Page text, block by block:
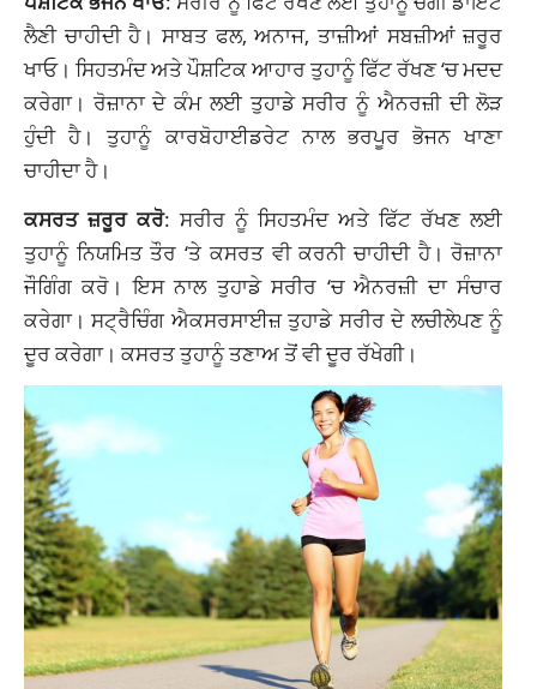
ਲੈਣੀ ਚਾਹੀਦੀ ਹੈ। ਸਾਬਤ ਫਲ, ਅਨਾਜ, ਤਾਜ਼ੀਆਂ ਸਬਜ਼ੀਆਂ ਜ਼ਰੂਰ
ਖਾਓ। ਸਿਹਤਮੰਦ ਅਤੇ ਪੌਸ਼ਟਿਕ ਆਹਾਰ ਤੁਹਾਨੂੰ ਫਿੱਟ ਰੱਖਣ ‘ਚ ਮਦਦ
ਕਰੇਗਾ। ਰੋਜ਼ਾਨਾ ਦੇ ਕੰਮ ਲਈ ਤੁਹਾਡੇ ਸਰੀਰ ਨੂੰ ਐਨਰਜ਼ੀ ਦੀ ਲੋੜ
ਹੁੰਦੀ ਹੈ। ਤੁਹਾਨੂੰ ਕਾਰਬੋਹਾਈਡਰੇਟ ਨਾਲ ਭਰਪੂਰ ਭੋਜਨ ਖਾਣਾ
ਚਾਹੀਦਾ ਹੈ।
ਕਸਰਤ ਜ਼ਰੂਰ ਕਰੋ: ਸਰੀਰ ਨੂੰ ਸਿਹਤਮੰਦ ਅਤੇ ਫਿੱਟ ਰੱਖਣ ਲਈ
ਤੁਹਾਨੂੰ ਨਿਯਮਿਤ ਤੌਰ ‘ਤੇ ਕਸਰਤ ਵੀ ਕਰਨੀ ਚਾਹੀਦੀ ਹੈ। ਰੋਜ਼ਾਨਾ
ਜੌਗਿੰਗ ਕਰੋ। ਇਸ ਨਾਲ ਤੁਹਾਡੇ ਸਰੀਰ ‘ਚ ਐਨਰਜ਼ੀ ਦਾ ਸੰਚਾਰ
ਕਰੇਗਾ। ਸਟ੍ਰੈਚਿੰਗ ਐਕਸਰਸਾਈਜ਼ ਤੁਹਾਡੇ ਸਰੀਰ ਦੇ ਲਚੀਲੇਪਣ ਨੂੰ
ਦੂਰ ਕਰੇਗਾ। ਕਸਰਤ ਤੁਹਾਨੂੰ ਤਣਾਅ ਤੋਂ ਵੀ ਦੂਰ ਰੱਖੇਗੀ।